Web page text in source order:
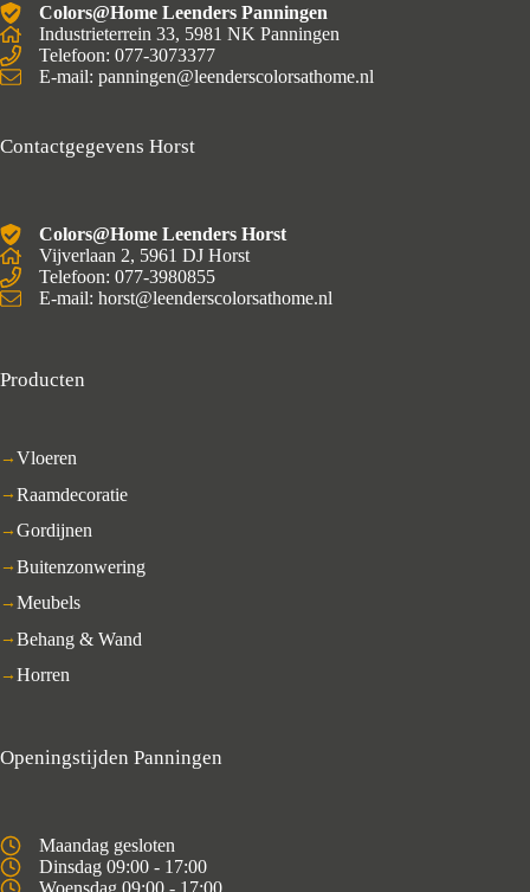
Colors@Home Leenders Panningen
Industrieterrein 33, 5981 NK Panningen
Telefoon: 077-3073377
E-mail: panningen@leenderscolorsathome.nl
Contactgegevens Horst
Colors@Home Leenders Horst
Vijverlaan 2, 5961 DJ Horst
Telefoon: 077-3980855
E-mail: horst@leenderscolorsathome.nl
Producten
Vloeren
Raamdecoratie
Gordijnen
Buitenzonwering
Meubels
Behang & Wand
Horren
Openingstijden Panningen
Maandag gesloten
Dinsdag 09:00 - 17:00